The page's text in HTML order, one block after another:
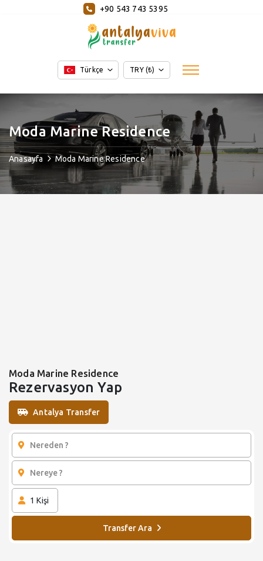
+90 543 743 5395
Türkçe TRY (₺)
Moda Marine Residence
Anasayfa Moda Marine Residence
Moda Marine Residence
Rezervasyon Yap
Antalya Transfer
1 Kişi
Transfer Ara